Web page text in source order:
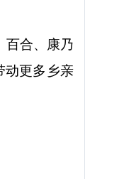
百合、康乃
动更多乡亲